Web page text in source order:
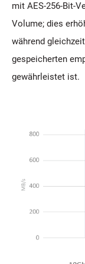
mit AES-256-Bit-
Volume; dies
während
gespeicherten
gewährleistet ist.